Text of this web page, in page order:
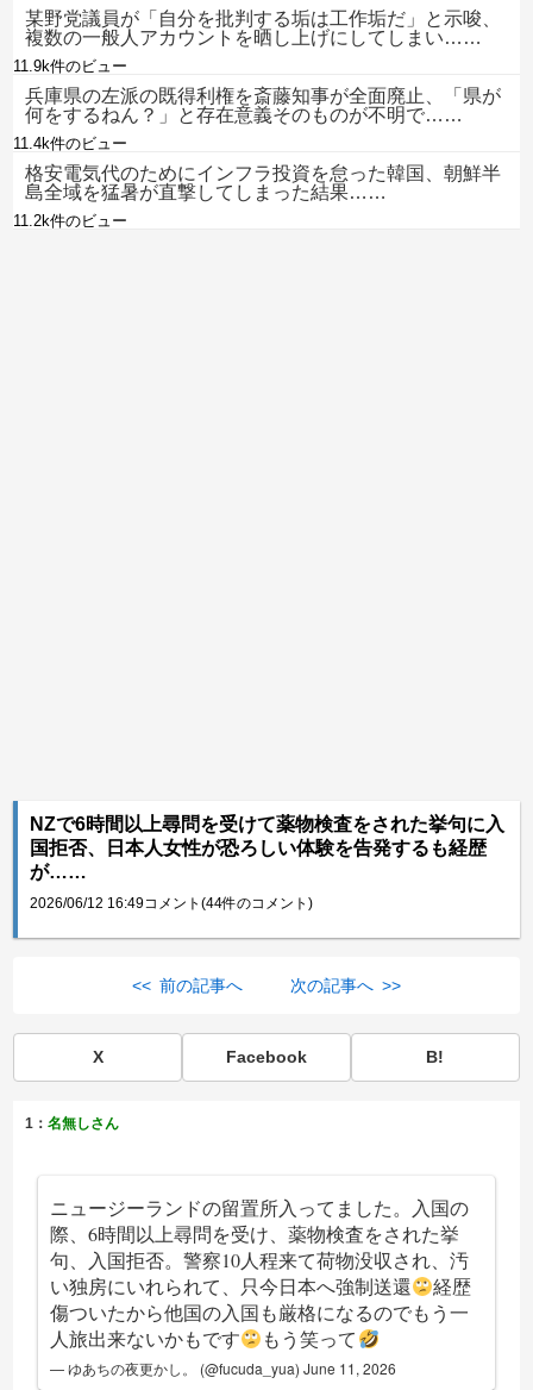
某野党議員が「自分を批判する垢は工作垢だ」と示唆、
複数の一般人アカウントを晒し上げにしてしまい……
11.9k件のビュー
兵庫県の左派の既得利権を斎藤知事が全面廃止、「県が
何をするねん？」と存在意義そのものが不明で……
11.4k件のビュー
格安電気代のためにインフラ投資を怠った韓国、朝鮮半
島全域を猛暑が直撃してしまった結果……
11.2k件のビュー
NZで6時間以上尋問を受けて薬物検査をされた挙句に入
国拒否、日本人女性が恐ろしい体験を告発するも経歴
が……
2026/06/12 16:49コメント(44件のコメント)
<< 前の記事へ 次の記事へ >>
X Facebook B!
1：名無しさん
ニュージーランドの留置所入ってました。入国の
際、6時間以上尋問を受け、薬物検査をされた挙
句、入国拒否。警察10人程来て荷物没収され、汚
い独房にいれられて、只今日本へ強制送還
経歴
傷ついたから他国の入国も厳格になるのでもう一
人旅出来ないかもです
もう笑って
— ゆあちの夜更かし。 (@fucuda_yua)June 11, 2026